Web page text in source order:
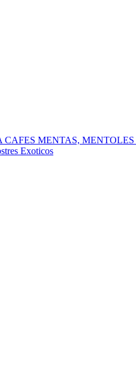
CAFES MENTAS, MENTOLES
Exoticos